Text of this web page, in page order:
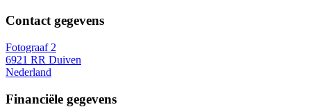
Contact gegevens
Fotograaf 2
6921 RR Duiven
Nederland
Financiële gegevens